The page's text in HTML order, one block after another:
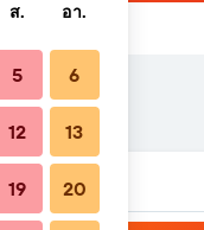
ส. อา.
5 6
12 13
19 20